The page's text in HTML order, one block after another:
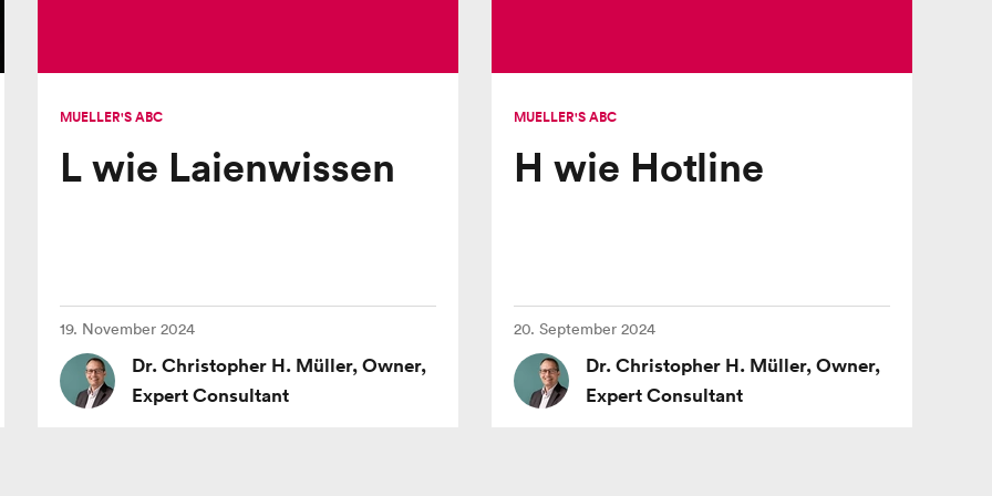
MUELLER'S ABC
L wie Laienwissen
19. November 2024
Dr. Christopher H. Müller, Owner,
Expert Consultant
MUELLER'S ABC
H wie Hotline
20. September 2024
Dr. Christopher H. Müller, Owner,
Expert Consultant